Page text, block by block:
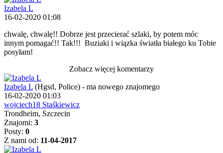
Izabela L
16-02-2020 01:08
chwalę, chwalę!! Dobrze jest przecierać szlaki, by potem móc
innym pomagać!! Tak!!! Buziaki i wiązka światła białego ku Tobie
posyłam!
Zobacz więcej komentarzy
Izabela L (Hgsd, Police) - ma nowego znajomego
16-02-2020 01:03
wojciech18 Staśkiewicz
Trondheim, Szczecin
Znajomi: 3
Posty: 0
Z nami od: 11-04-2017